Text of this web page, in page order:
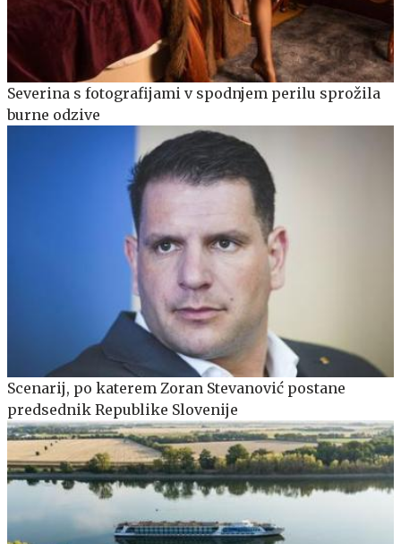
Severina s fotografijami v spodnjem perilu sprožila
burne odzive
Scenarij, po katerem Zoran Stevanović postane
predsednik Republike Slovenije